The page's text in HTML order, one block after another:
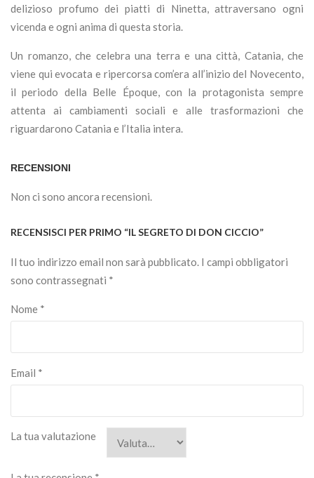
delizioso profumo dei piatti di Ninetta, attraversano ogni
vicenda e ogni anima di questa storia.
Un romanzo, che celebra una terra e una città, Catania, che
viene qui evocata e ripercorsa com’era all’inizio del Novecento,
il periodo della Belle Époque, con la protagonista sempre
attenta ai cambiamenti sociali e alle trasformazioni che
riguardarono Catania e l’Italia intera.
RECENSIONI
Non ci sono ancora recensioni.
RECENSISCI PER PRIMO “IL SEGRETO DI DON CICCIO”
Il tuo indirizzo email non sarà pubblicato. I campi obbligatori
sono contrassegnati *
Nome *
Email *
La tua valutazione